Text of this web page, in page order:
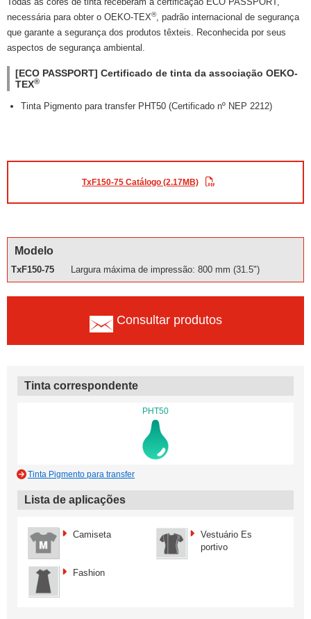
necessária para obter o OEKO-TEX®, padrão internacional de segurança
que garante a segurança dos produtos têxteis. Reconhecida por seus
aspectos de segurança ambiental.
[ECO PASSPORT] Certificado de tinta da associação OEKO-
TEX®
Tinta Pigmento para transfer PHT50 (Certificado nº NEP 2212)
TxF150-75 Catálogo (2.17MB)
Modelo
TxF150-75 Largura máxima de impressão: 800 mm (31.5")
Consultar produtos
Tinta correspondente
PHT50
Tinta Pigmento para transfer
Lista de aplicações
Camiseta
Vestuário Es
portivo
Fashion